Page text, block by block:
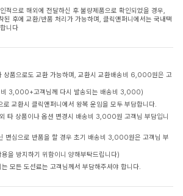
적으로 해외에 전달하신 후 불량제품으로 확인되었을 경우,
된 후에 교환/반품 처리가 가능하며, 클릭앤퍼니에서는 국내택
니다
상품으로도 교환 가능하며, 교환시 교환배송비 6,000원은 고
비 3,000+고객님께 다시 발송되는 배송비 3,000)
로 교환시 클릭앤퍼니에서 왕복 운임을 모두 부담합니다.
타 상품이나 옵션 변경시 배송비 3,000원 고객님 부담입니
변심으로 반품을 할 경우 초기 배송비 3,000원은 고객님 부
을 방지하기 위함이니 양해부탁드립니다)
모든 도선료는 고객님께서 부담해주셔야 합니다.